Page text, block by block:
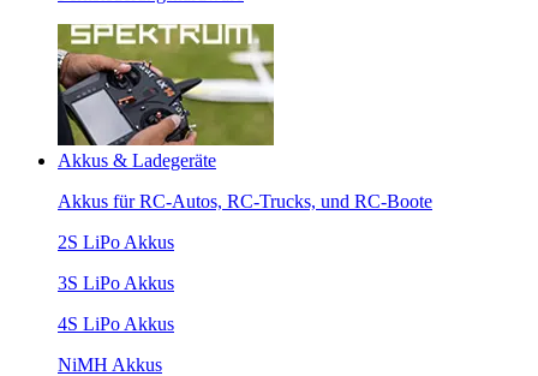
Akkus & Ladegeräte
Akkus für RC-Autos, RC-Trucks, und RC-Boote
2S LiPo Akkus
3S LiPo Akkus
4S LiPo Akkus
NiMH Akkus